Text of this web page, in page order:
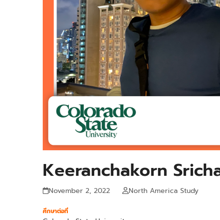
Keeranchakorn
November 2, 2022 North America Study
ศึกษาต่อที่